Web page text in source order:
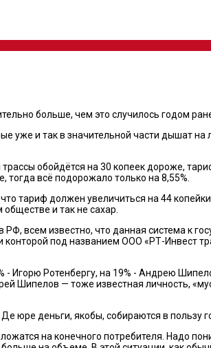
больше, чем это случилось годом
уже и так в значительной части дышат
обойдётся на 30 копеек дороже,
всё подорожало только на 8,55%.
тариф должен увеличиться на 44
и так не сахар.
всем известно, что данная система к
под названием ООО «РТ-Инвест
Игорю Ротенбергу, на 19% - Андрею
Шипелов — тоже известная личность,
деньги, якобы, собираются в пользу
на конечного потребителя. Надо